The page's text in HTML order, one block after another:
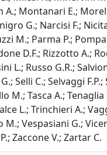
A.; Montanari E.;
G.; Narcisi F.;
M.; Parma P.;
D.F.; Rizzotto A.;
L.; Russo G.R.;
Selli C.; Selvaggi F.P.;
M.; Tasca A.; Tenaglia
L.; Trinchieri A.;
M.; Vespasiani G.;
Zaccone V.; Zartar C.